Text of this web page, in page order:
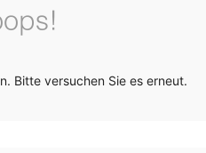
Bitte versuchen Sie es erneut.